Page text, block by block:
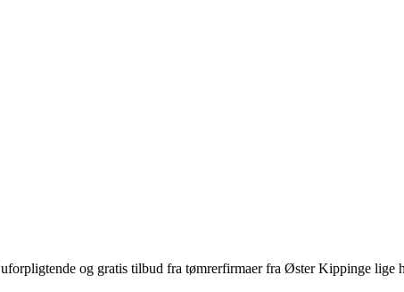
og gratis tilbud fra tømrerfirmaer fra Øster Kippinge lige